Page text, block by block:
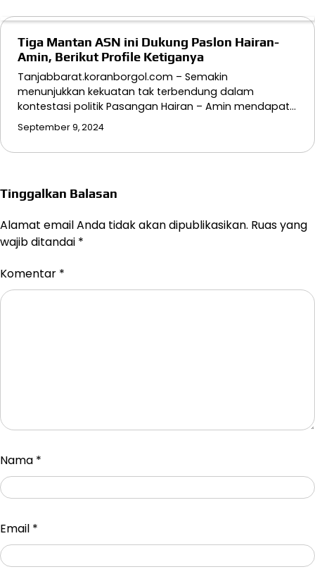
Tiga Mantan ASN ini Dukung Paslon Hairan-
Amin, Berikut Profile Ketiganya
Tanjabbarat.koranborgol.com – Semakin
menunjukkan kekuatan tak terbendung dalam
kontestasi politik Pasangan Hairan – Amin mendapat…
September 9, 2024
Tinggalkan Balasan
Alamat email Anda tidak akan dipublikasikan. Ruas yang
wajib ditandai *
Komentar *
Nama *
Email *